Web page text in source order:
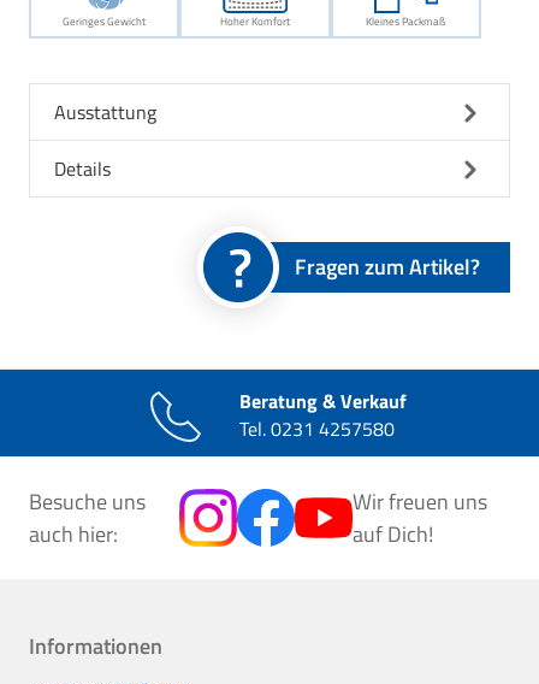
Geringes Gewicht Hoher Komfort Kleines Packmaß
Ausstattung
Details
Fragen zum Artikel?
Beratung & Verkauf
Tel.0231 4257580
Besuche uns
auch hier:
Wir freuen uns
auf Dich!
Informationen